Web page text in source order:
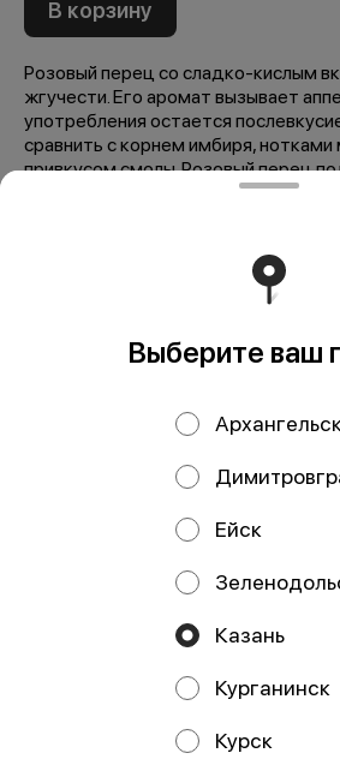
В корзину
Розовый перец со сладко-кислым
жгучести. Его аромат вызывает
употребления остается
сравнить с корнем имбиря, нотками
привкусом смолы. Розовый перец
Мы рекомендуем
Мельница Морская
Работает на эффективном ядре
Выберите ваш
Архангельск
Ейск
Казань
Курганинск
Курск